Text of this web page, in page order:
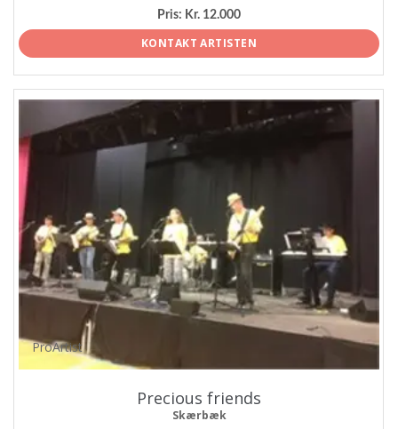
Pris: Kr. 12.000
KONTAKT ARTISTEN
ProArtist
Precious friends
Skærbæk